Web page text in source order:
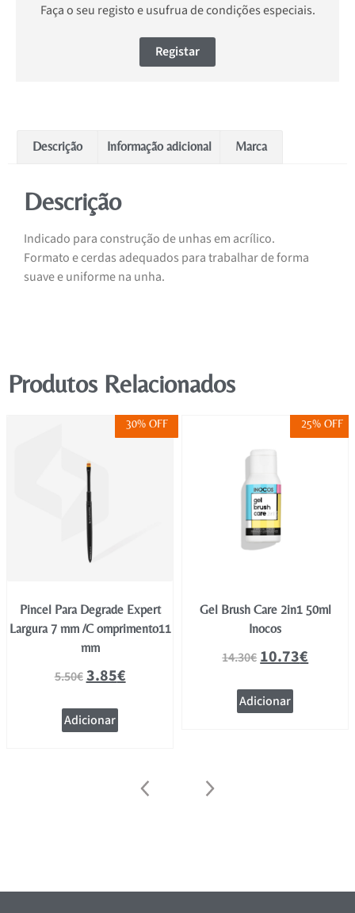
Faça o seu registo e usufrua de condições especiais.
Registar
Descrição Informação adicional Marca
Descrição
Indicado para construção de unhas em acrílico.
Formato e cerdas adequados para trabalhar de forma
suave e uniforme na unha.
Produtos Relacionados
30% OFF
Pincel Para Degrade Expert
Largura 7 mm /C omprimento11
mm
5.50€3.85€
Adicionar
25% OFF
Gel Brush Care 2in1 50ml
Inocos
14.30€10.73€
Adicionar